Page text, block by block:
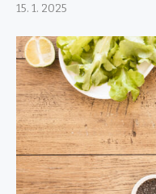
15. 1. 2025